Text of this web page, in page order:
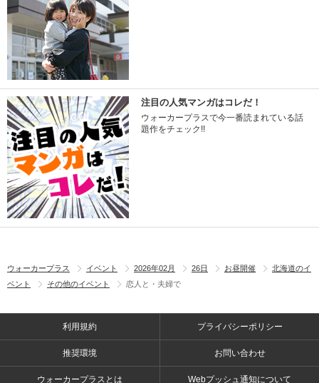
注目の人気マンガはコレだ！
ウォーカープラスで今一番読まれている話
題作をチェック!!
ウォーカープラス イベント 2026年02月 26日 お昼開催
北海道のイ
ベント
その他のイベント 恋人と・夫婦で
利用規約 プライバシーポリシー
推奨環境 お問い合わせ
ウォーカープラスとは Webプッシュ通知について